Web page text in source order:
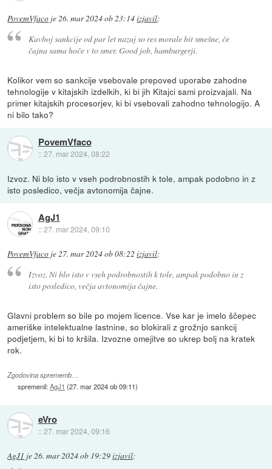
PovemVfaco je26. mar 2024 ob 23:14izjavil:
Kavboj sankcije od par let nazaj so res morale bit smešne, če
čajna sama hoče v to smer. Good job, hamburgerji.
Kolikor vem so sankcije vsebovale prepoved uporabe zahodne
tehnologije v kitajskih izdelkih, ki bi jih Kitajci sami proizvajali. Na
primer kitajskih procesorjev, ki bi vsebovali zahodno tehnologijo. A
ni bilo tako?
PovemVfaco
::27. mar 2024, 08:22
Izvoz. Ni blo isto v vseh podrobnostih k tole, ampak podobno in z
isto posledico, večja avtonomija čajne.
AgJ1
::27. mar 2024, 09:10
PovemVfaco je27. mar 2024 ob 08:22 izjavil:
Izvoz. Ni blo isto v vseh podrobnostih k tole, ampak podobno in z
isto posledico, večja avtonomija čajne.
Glavni problem so bile po mojem licence. Vse kar je imelo ščepec
ameriške intelektualne lastnine, so blokirali z grožnjo sankcij
podjetjem, ki bi to kršila. Izvozne omejitve so ukrep bolj na kratek
rok.
Zgodovina sprememb…
spremenil:AgJ1 (27. mar 2024 ob 09:11)
eVro
::27. mar 2024, 09:16
AgJ1 je 26. mar 2024 ob 19:29izjavil: